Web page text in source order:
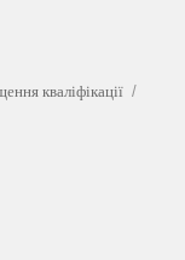
кваліфікації